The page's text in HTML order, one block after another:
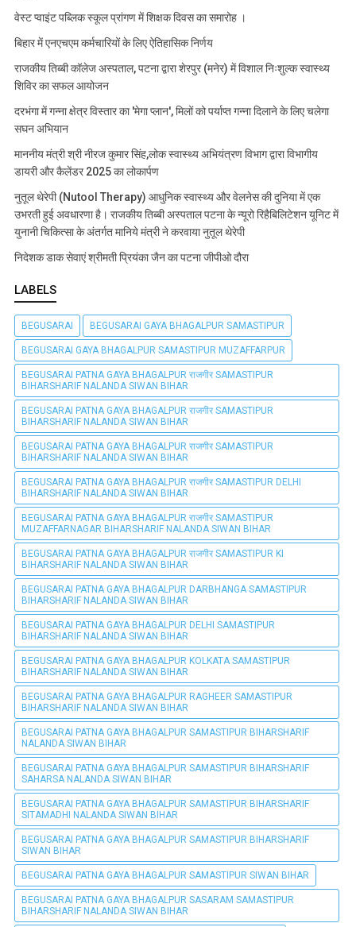
वेस्ट प्वाइंट पब्लिक स्कूल प्रांगण में शिक्षक दिवस का समारोह ।
बिहार में एनएचएम कर्मचारियों के लिए ऐतिहासिक निर्णय
राजकीय तिब्बी कॉलेज अस्पताल, पटना द्वारा शेरपुर (मनेर) में विशाल निःशुल्क स्वास्थ्य
शिविर का सफल आयोजन
दरभंगा में गन्ना क्षेत्र विस्तार का 'मेगा प्लान', मिलों को पर्याप्त गन्ना दिलाने के लिए चलेगा
सघन अभियान
माननीय मंत्री श्री नीरज कुमार सिंह,लोक स्वास्थ्य अभियंत्रण विभाग द्वारा विभागीय
डायरी और कैलेंडर 2025 का लोकार्पण
नुतूल थेरेपी (Nutool Therapy) आधुनिक स्वास्थ्य और वेलनेस की दुनिया में एक
उभरती हुई अवधारणा है। राजकीय तिब्बी अस्पताल पटना के न्यूरो रिहैबिलिटेशन यूनिट में
युनानी चिकित्सा के अंतर्गत मानिये मंत्री ने करवाया नुतूल थेरेपी
निदेशक डाक सेवाएं श्रीमती प्रियंका जैन का पटना जीपीओ दौरा
LABELS
BEGUSARAI BEGUSARAI GAYA BHAGALPUR SAMASTIPUR
BEGUSARAI GAYA BHAGALPUR SAMASTIPUR MUZAFFARPUR
BEGUSARAI PATNA GAYA BHAGALPUR राजगीर SAMASTIPUR
BIHARSHARIF NALANDA SIWAN BIHAR
BEGUSARAI PATNA GAYA BHAGALPUR राजगीर SAMASTIPUR
BIHARSHARIF NALANDA SIWAN BIHAR
BEGUSARAI PATNA GAYA BHAGALPUR राजगीर SAMASTIPUR
BIHARSHARIF NALANDA SIWAN BIHAR
BEGUSARAI PATNA GAYA BHAGALPUR राजगीर SAMASTIPUR DELHI
BIHARSHARIF NALANDA SIWAN BIHAR
BEGUSARAI PATNA GAYA BHAGALPUR राजगीर SAMASTIPUR
MUZAFFARNAGAR BIHARSHARIF NALANDA SIWAN BIHAR
BEGUSARAI PATNA GAYA BHAGALPUR राजगीर SAMASTIPUR KI
BIHARSHARIF NALANDA SIWAN BIHAR
BEGUSARAI PATNA GAYA BHAGALPUR DARBHANGA SAMASTIPUR
BIHARSHARIF NALANDA SIWAN BIHAR
BEGUSARAI PATNA GAYA BHAGALPUR DELHI SAMASTIPUR
BIHARSHARIF NALANDA SIWAN BIHAR
BEGUSARAI PATNA GAYA BHAGALPUR KOLKATA SAMASTIPUR
BIHARSHARIF NALANDA SIWAN BIHAR
BEGUSARAI PATNA GAYA BHAGALPUR RAGHEER SAMASTIPUR
BIHARSHARIF NALANDA SIWAN BIHAR
BEGUSARAI PATNA GAYA BHAGALPUR SAMASTIPUR BIHARSHARIF
NALANDA SIWAN BIHAR
BEGUSARAI PATNA GAYA BHAGALPUR SAMASTIPUR BIHARSHARIF
SAHARSA NALANDA SIWAN BIHAR
BEGUSARAI PATNA GAYA BHAGALPUR SAMASTIPUR BIHARSHARIF
SITAMADHI NALANDA SIWAN BIHAR
BEGUSARAI PATNA GAYA BHAGALPUR SAMASTIPUR BIHARSHARIF
SIWAN BIHAR
BEGUSARAI PATNA GAYA BHAGALPUR SAMASTIPUR SIWAN BIHAR
BEGUSARAI PATNA GAYA BHAGALPUR SASARAM SAMASTIPUR
BIHARSHARIF NALANDA SIWAN BIHAR